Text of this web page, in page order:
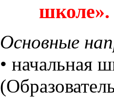
школе».
Основные
• начальная